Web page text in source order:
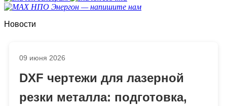
Новости
09 июня 2026
DXF чертежи для лазерной
резки металла: подготовка,